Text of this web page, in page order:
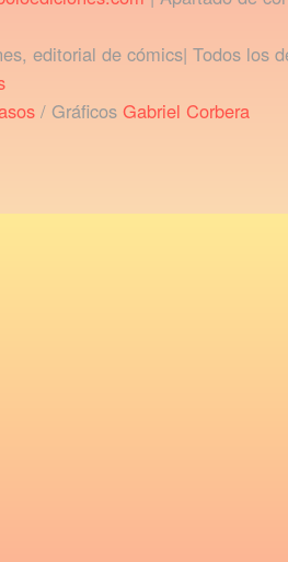
editorial de cómics| Todos los
/ Gráficos Gabriel Corbera